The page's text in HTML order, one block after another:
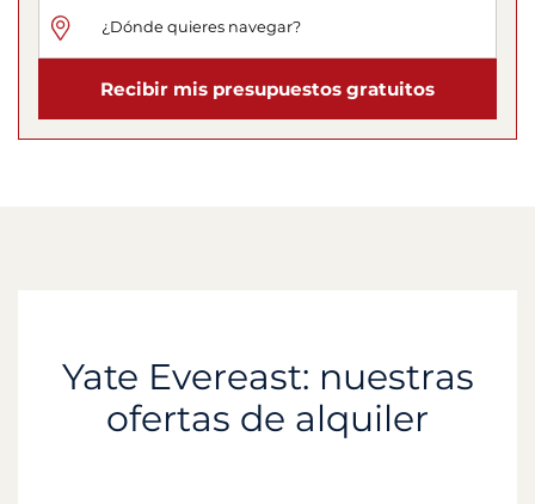
Recibir mis presupuestos gratuitos
Yate Evereast: nuestras
ofertas de alquiler